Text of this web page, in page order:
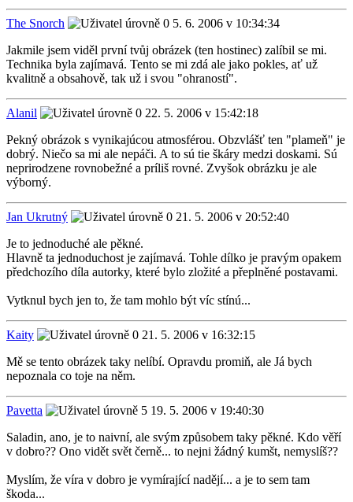
The Snorch
5. 6. 2006 v 10:34:34
Jakmile jsem viděl první tvůj obrázek (ten hostinec) zalíbil se mi.
Technika byla zajímavá. Tento se mi zdá ale jako pokles, ať už
kvalitně a obsahově, tak už i svou "ohraností".
Alanil
22. 5. 2006 v 15:42:18
Pekný obrázok s vynikajúcou atmosférou. Obzvlášť ten "plameň" je
dobrý. Niečo sa mi ale nepáči. A to sú tie škáry medzi doskami. Sú
neprirodzene rovnobežné a príliš rovné. Zvyšok obrázku je ale
výborný.
Jan Ukrutný
21. 5. 2006 v 20:52:40
Je to jednoduché ale pěkné.
Hlavně ta jednoduchost je zajímavá. Tohle dílko je pravým opakem
předchozího díla autorky, které bylo zložité a přeplněné postavami.
Vytknul bych jen to, že tam mohlo být víc stínú...
Kaity
21. 5. 2006 v 16:32:15
Mě se tento obrázek taky nelíbí. Opravdu promiň, ale Já bych
nepoznala co toje na něm.
Pavetta
19. 5. 2006 v 19:40:30
Saladin, ano, je to naivní, ale svým způsobem taky pěkné. Kdo věří
v dobro?? Ono vidět svět černě... to nejni žádný kumšt, nemyslíš??
Myslím, že víra v dobro je vymírající nadějí... a je to sem tam
škoda...